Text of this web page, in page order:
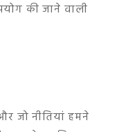
की जाने वाली
जो नीतियां हमने